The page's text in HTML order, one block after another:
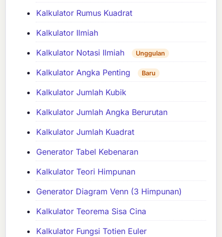
Kalkulator Rumus Kuadrat
Kalkulator Ilmiah
Kalkulator Notasi Ilmiah
Unggulan
Kalkulator Angka Penting Baru
Kalkulator Jumlah Kubik
Kalkulator Jumlah Angka Berurutan
Kalkulator Jumlah Kuadrat
Generator Tabel Kebenaran
Kalkulator Teori Himpunan
Generator Diagram Venn (3 Himpunan)
Kalkulator Teorema Sisa Cina
Kalkulator Fungsi Totien Euler